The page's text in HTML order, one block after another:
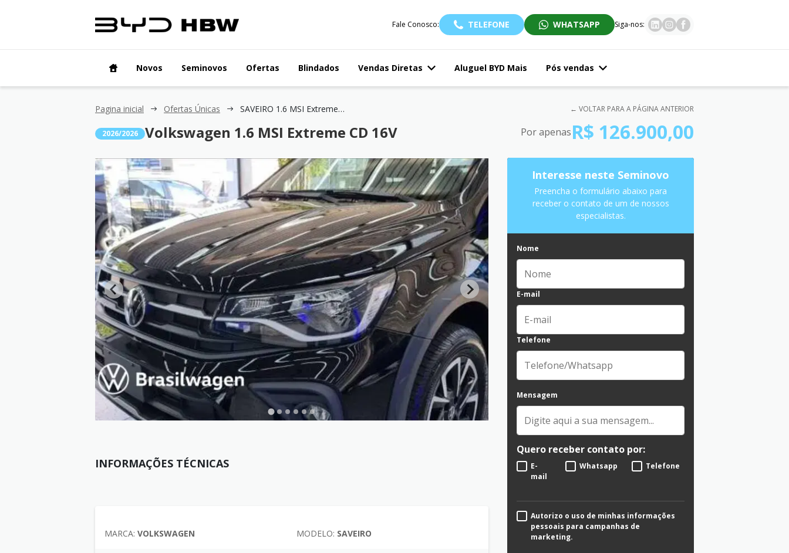
Fale Conosco: TELEFONE WHATSAPP Siga-nos:
Novos Seminovos Ofertas Blindados Vendas Diretas Aluguel BYD Mais Pós vendas
Pagina inicial Ofertas Únicas SAVEIRO 1.6 MSI Extreme CD 16V ← VOLTAR PARA A PÁGINA ANTERIOR
2026/2026 Volkswagen 1.6 MSI Extreme CD 16V
INFORMAÇÕES TÉCNICAS
MARCA: VOLKSWAGEN MODELO: SAVEIRO
Por apenasR$ 126.900,00
Interesse neste Seminovo
Preencha o formulário abaixo para
receber o contato de um de nossos
especialistas.
Nome
E-mail
Telefone
Mensagem
Quero receber contato por:
E-
mail
Whatsapp Telefone
Autorizo o uso de minhas informações
pessoais para campanhas de
marketing.